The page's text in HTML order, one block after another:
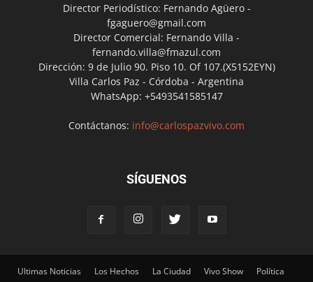
Director Periodístico: Fernando Agüero -
fgaguero@gmail.com
Director Comercial: Fernando Villa -
fernando.villa@fmazul.com
Dirección: 9 de Julio 90. Piso 10. Of 107.(X5152EYN)
Villa Carlos Paz - Córdoba - Argentina
WhatsApp: +5493541585147
Contáctanos: info@carlospazvivo.com
SÍGUENOS
Ultimas Noticias Los Hechos La Ciudad Vivo Show
Política